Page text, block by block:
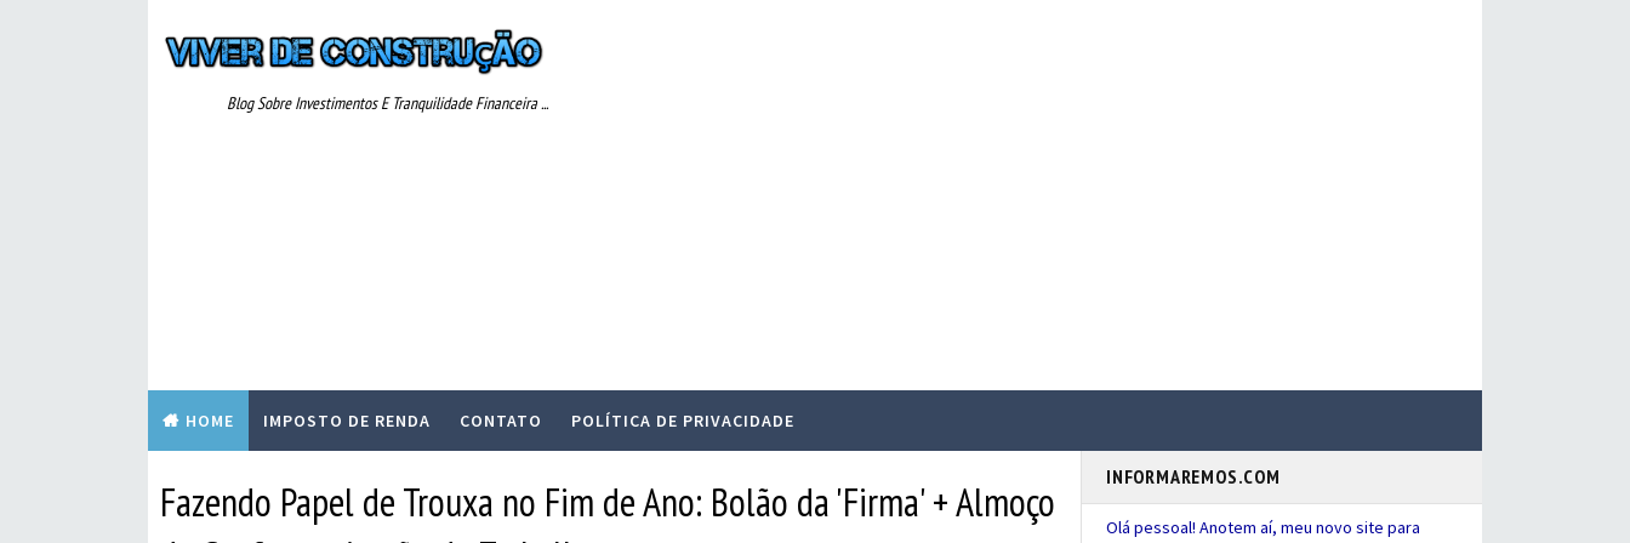
Blog Sobre Investimentos E Tranquilidade Financeira ...
HOME IMPOSTO DE RENDA CONTATO POLÍTICA DE PRIVACIDADE
Fazendo Papel de Trouxa no Fim de Ano: Bolão da 'Firma' + Almoço
INFORMAREMOS.COM
Olá pessoal! Anotem aí, meu novo site para